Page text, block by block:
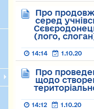
Про
серед
(лого,
14:14 1.10.20
Про
щодо
14:12 1.10.20